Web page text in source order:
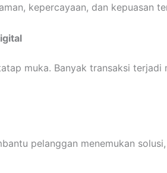
kepercayaan, dan kepuasan
muka. Banyak transaksi
pelanggan menemukan